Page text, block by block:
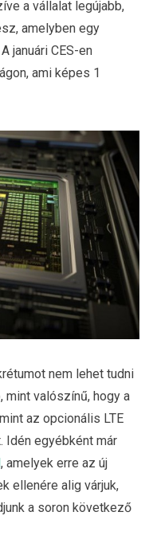
a vállalat legújabb,
amelyben egy
januári CES-en
ami képes 1
nem lehet tudni
mint valószínű, hogy a
az opcionális LTE
Idén egyébként már
, amelyek erre az új
ellenére alig várjuk,
a soron következő